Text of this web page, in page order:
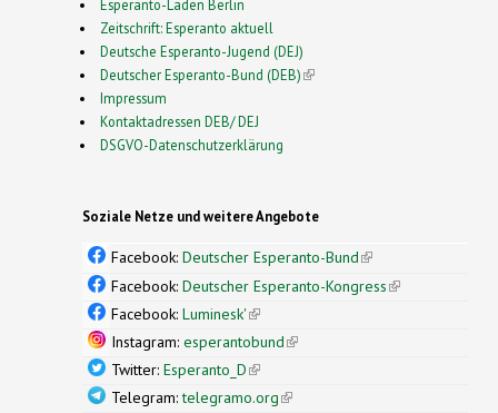
Esperanto-Laden Berlin
Zeitschrift: Esperanto aktuell
Deutsche Esperanto-Jugend (DEJ)
Deutscher Esperanto-Bund (DEB)(link is external)
Impressum
Kontaktadressen DEB/ DEJ
DSGVO-Datenschutzerklärung
Soziale Netze und weitere Angebote
Facebook: Deutscher Esperanto-Bund(link is
external)
Facebook: Deutscher Esperanto-Kongress(link is
Facebook: Luminesk'(link is external)
Instagram: esperantobund(link is external)
Twitter: Esperanto_D(link is external)
Telegram:telegramo.org(link is external)